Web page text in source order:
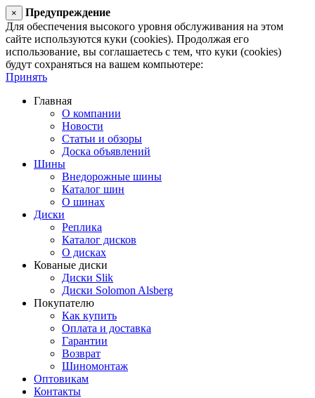
×
Предупреждение
Для обеспечения высокого уровня обслуживания на этом
сайте используются куки (cookies). Продолжая его
использование, вы соглашаетесь с тем, что куки (cookies)
будут сохраняться на вашем компьютере:
Принять
Главная
О компании
Новости
Статьи и обзоры
Доска объявлений
Шины
Внедорожные шины
Каталог шин
О шинах
Диски
Реплика
Каталог дисков
О дисках
Кованые диски
Диски Slik
Диски Solomon Alsberg
Покупателю
Как купить
Оплата и доставка
Гарантии
Возврат
Шиномонтаж
Оптовикам
Контакты